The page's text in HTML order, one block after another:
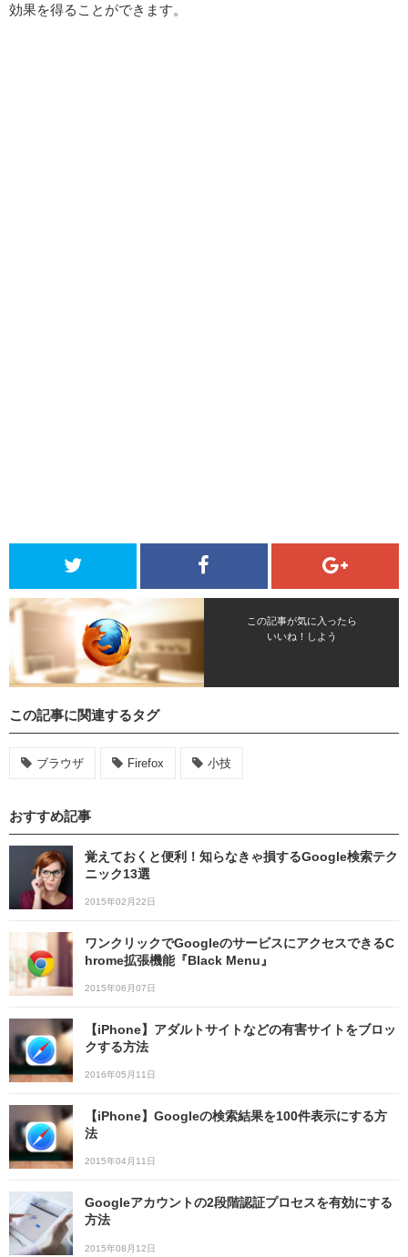
効果を得ることができます。
この記事が気に入ったら
いいね！しよう
この記事に関連するタグ
ブラウザ Firefox 小技
おすすめ記事
覚えておくと便利！知らなきゃ損するGoogle検索テク
ニック13選
2015年02月22日
ワンクリックでGoogleのサービスにアクセスできるC
hrome拡張機能『Black Menu』
2015年06月07日
【iPhone】アダルトサイトなどの有害サイトをブロッ
クする方法
2016年05月11日
【iPhone】Googleの検索結果を100件表示にする方
法
2015年04月11日
Googleアカウントの2段階認証プロセスを有効にする
方法
2015年08月12日